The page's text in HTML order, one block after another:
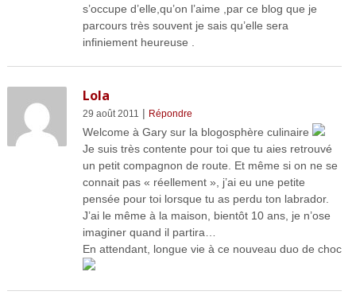
s’occupe d’elle,qu’on l’aime ,par ce blog que je
parcours très souvent je sais qu’elle sera
infiniement heureuse .
Lola
29 août 2011 | Répondre
Welcome à Gary sur la blogosphère culinaire
Je suis très contente pour toi que tu aies retrouvé
un petit compagnon de route. Et même si on ne se
connait pas « réellement », j’ai eu une petite
pensée pour toi lorsque tu as perdu ton labrador.
J’ai le même à la maison, bientôt 10 ans, je n’ose
imaginer quand il partira…
En attendant, longue vie à ce nouveau duo de choc